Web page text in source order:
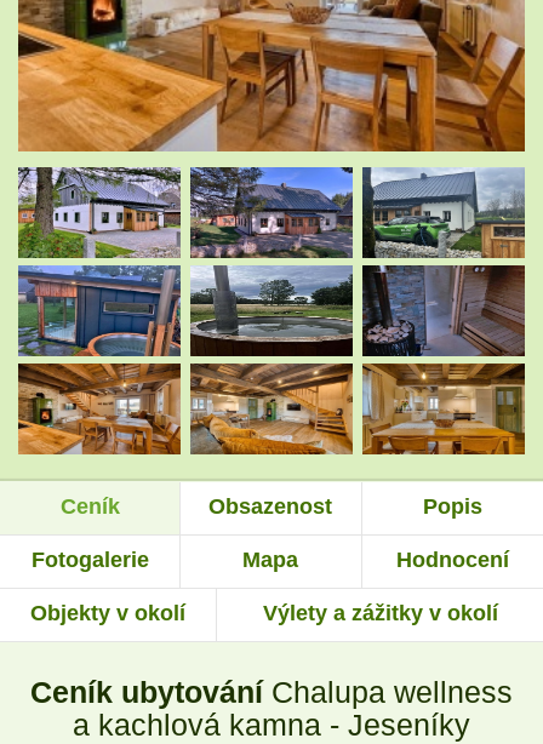
Ceník Obsazenost Popis
Fotogalerie Mapa Hodnocení
Objekty v okolí Výlety a zážitky v okolí
Ceník ubytování Chalupa wellness
a kachlová kamna - Jeseníky